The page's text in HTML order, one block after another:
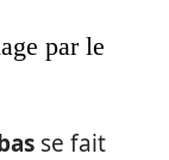
par le
se fait